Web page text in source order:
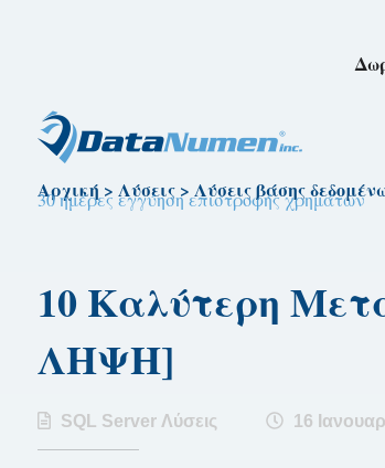
30 ημέρες εγγύηση επιστροφής χρημάτων
Αρχική > Λύσεις> Λύσεις βάσης
10 Καλύτερη
ΛΗΨΗ]
SQL Server Λύσεις 16